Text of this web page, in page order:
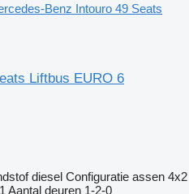
Benz Intouro 49 Seats
Liftbus EURO 6
diesel Configuratie assen 4x2
Aantal deuren 1-2-0